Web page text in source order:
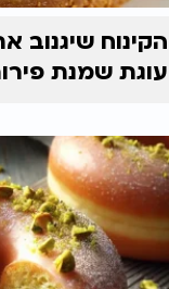
הקינוח
עוגת שמנת